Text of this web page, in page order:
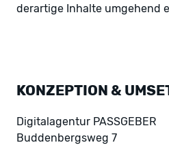
derartige Inhalte umgehend
KONZEPTION &
Digitalagentur PASSGEBER
Buddenbergsweg 7